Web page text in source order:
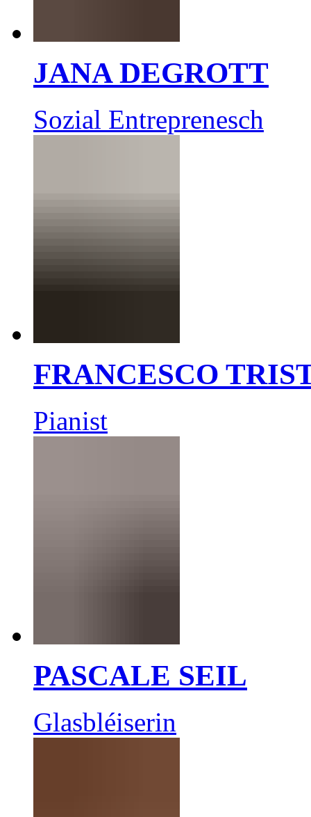
JANA DEGROTT
Sozial Entreprenesch
FRANCESCO
Pianist
PASCALE SEIL
Glasbléiserin